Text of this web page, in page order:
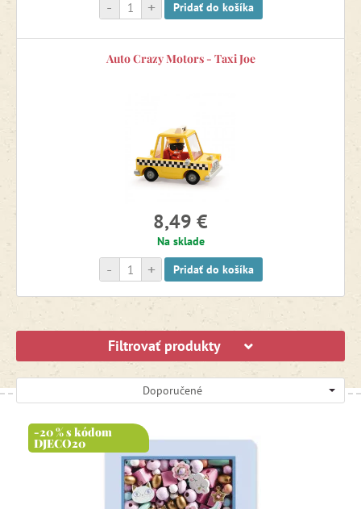
+
- Pridať do košíka
Auto Crazy Motors - Taxi Joe
8,49 €
Na sklade
+
- Pridať do košíka
Filtrovať produkty
Doporučené
-20 % s kódom
DJECO20